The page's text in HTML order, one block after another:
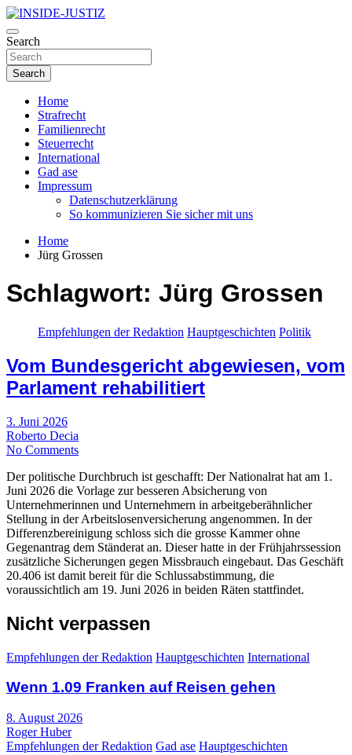
Skip
to
content
INSIDE-JUSTIZ
Investigativer Journalismus zur Dritten Gewalt
Search
Search
Home
Strafrecht
Familienrecht
Steuerrecht
International
Gad ase
Impressum
Datenschutzerklärung
So kommunizieren Sie sicher mit uns
Home
Jürg Grossen
Schlagwort: Jürg Grossen
Empfehlungen der Redaktion Hauptgeschichten Politik
Vom Bundesgericht abgewiesen, vom
Parlament rehabilitiert
3. Juni 2026
Roberto Decia
No Comments
Der politische Durchbruch ist geschafft: Der Nationalrat hat am 1.
Juni 2026 die Vorlage zur besseren Absicherung von
Unternehmerinnen und Unternehmern in arbeitgeberähnlicher
Stellung in der Arbeitslosenversicherung angenommen. In der
Differenzbereinigung schloss sich die grosse Kammer ohne
Gegenantrag dem Ständerat an. Dieser hatte in der Frühjahrssession
zusätzliche Sicherungen gegen Missbrauch eingebaut. Das Geschäft
20.406 ist damit bereit für die Schlussabstimmung, die
voraussichtlich am 19. Juni 2026 in beiden Räten stattfindet.
Nicht verpassen
Empfehlungen der Redaktion Hauptgeschichten International
Wenn 1.09 Franken auf Reisen gehen
8. August 2026
Roger Huber
Empfehlungen der Redaktion Gad ase Hauptgeschichten